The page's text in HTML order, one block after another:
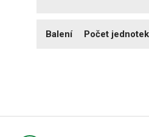
Balení Počet jednotek